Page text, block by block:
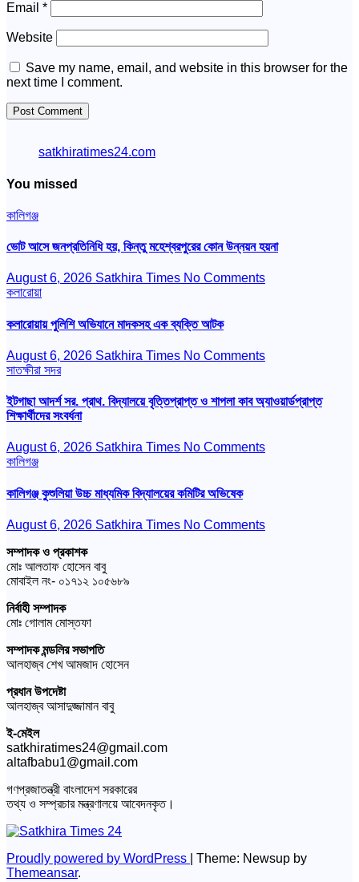
Email *
Website
Save my name, email, and website in this browser for the
next time I comment.
satkhiratimes24.com
You missed
কালিগঞ্জ
ভোট আসে জনপ্রতিনিধি হয়, কিন্তু মহেশ্বরপুরের কোন উন্নয়ন হয়না
August 6, 2026 Satkhira Times No Comments
কলারোয়া
কলারোয়ায় পুলিশি অভিযানে মাদকসহ এক ব্যক্তি আটক
August 6, 2026 Satkhira Times No Comments
সাতক্ষীরা সদর
ইটগাছা আদর্শ সর. প্রাথ. বিদ্যালয়ে বৃত্তিপ্রাপ্ত ও শাপলা কাব অ্যাওয়ার্ডপ্রাপ্ত
শিক্ষার্থীদের সংবর্ধনা
August 6, 2026 Satkhira Times No Comments
কালিগঞ্জ
কালিগঞ্জ কুশুলিয়া উচ্চ মাধ্যমিক বিদ্যালয়ের কমিটির অভিষেক
August 6, 2026 Satkhira Times No Comments
সম্পাদক ও প্রকাশক
মোঃ আলতাফ হোসেন বাবু
মোবাইল নং- ০১৭১২ ১০৫৬৮৯
নির্বাহী সম্পাদক
মোঃ গোলাম মোস্তফা
সম্পাদক মন্ডলির সভাপতি
আলহাজ্ব শেখ আমজাদ হোসেন
প্রধান উপদেষ্টা
আলহাজ্ব আসাদুজ্জামান বাবু
ই-মেইল
satkhiratimes24@gmail.com
altafbabu1@gmail.com
গণপ্রজাতন্ত্রী বাংলাদেশ সরকারের
তথ্য ও সম্প্রচার মন্ত্রণালয়ে আবেদনকৃত।
Proudly powered by WordPress
Theme: Newsup by
Themeansar.